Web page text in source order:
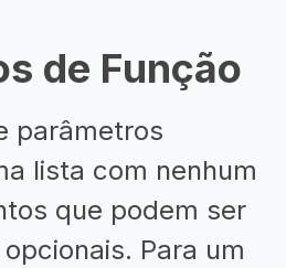
de Função
parâmetros
lista com nenhum
que podem ser
Para um